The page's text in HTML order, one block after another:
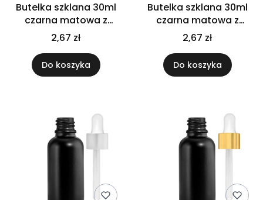
Butelka szklana 30ml
czarna matowa z
pipetą czarną
2,67 zł
Do koszyka
Butelka szklana 30ml
czarna matowa z
pipetą gwarancyjną
2,67 zł
Do koszyka